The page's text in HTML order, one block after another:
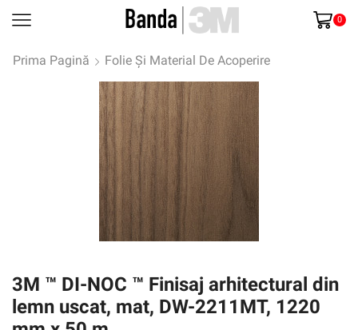
0
Prima Pagină Folie Și Material De Acoperire
3M ™ DI-NOC ™ Finisaj arhitectural din
lemn uscat, mat, DW-2211MT, 1220